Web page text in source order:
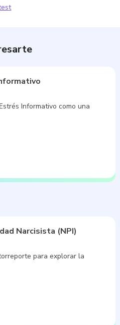
Informativo como una
Narcisista (NPI)
para explorar la